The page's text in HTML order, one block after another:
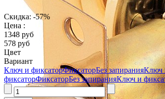
Скидка: -57%
Цена :
1348 руб
578 руб
Цвет
Вариант
Ключ и фиксаторФиксаторБез запиранияКлюч
фиксаторФиксаторБез запиранияКлюч и